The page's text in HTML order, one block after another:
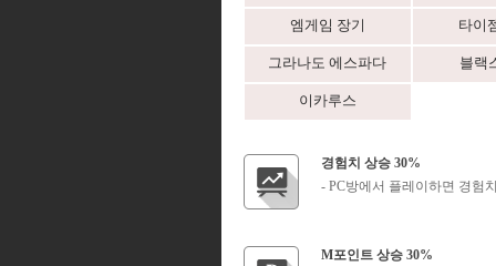
엠게임 장기 타이
그라나도 에스파다 블랙
이카루스
경험치 상승 30%
- PC방에서 플레이하면 경험
M포인트 상승 30%